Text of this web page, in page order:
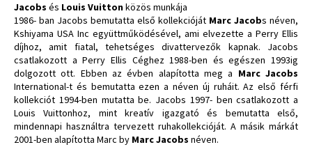
Jacobs és Louis Vuittonközös munkája
1986- ban Jacobs bemutatta első kollekcióját Marc Jacobs néven,
Kshiyama USA Inc együttműködésével, ami elvezette a Perry Ellis
díjhoz, amit fiatal, tehetséges divattervezők kapnak. Jacobs
csatlakozott a Perry Ellis Céghez 1988-ben és egészen 1993ig
dolgozott ott. Ebben az évben alapította meg a Marc Jacobs
International-t és bemutatta ezen a néven új ruháit. Az első férfi
kollekciót 1994-ben mutatta be. Jacobs 1997- ben csatlakozott a
Louis Vuittonhoz, mint kreatív igazgató és bemutatta első,
mindennapi használtra tervezett ruhakollekcióját. A másik márkát
2001-ben alapította Marc by Marc Jacobs néven.